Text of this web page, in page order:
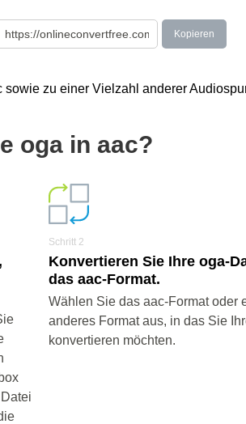
Kopieren
zu einer Vielzahl anderer
oga in aac?
Schritt 2
Konvertieren Sie Ihre oga-
das aac-Format.
Wählen Sie das aac-Format oder
anderes Format aus, in das Sie
konvertieren möchten.